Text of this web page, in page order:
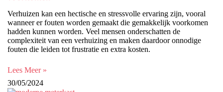
Verhuizen kan een hectische en stressvolle ervaring zijn, vooral
wanneer er fouten worden gemaakt die gemakkelijk voorkomen
hadden kunnen worden. Veel mensen onderschatten de
complexiteit van een verhuizing en maken daardoor onnodige
fouten die leiden tot frustratie en extra kosten.
Lees Meer »
30/05/2024